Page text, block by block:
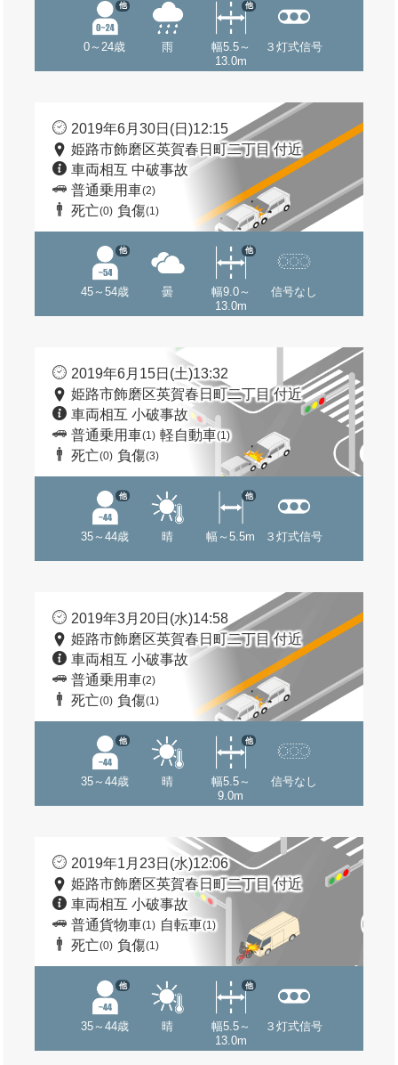
0～24歳
他
雨
幅5.5～
13.0m
他
３灯式信号
2019年6月30日(日)12:15
姫路市飾磨区英賀春日町二丁目 付近
車両相互 中破事故
普通乗用車(2)
死亡(0) 負傷(1)
45～54歳
他
曇
幅9.0～
13.0m
他
信号なし
2019年6月15日(土)13:32
姫路市飾磨区英賀春日町二丁目 付近
車両相互 小破事故
普通乗用車(1) 軽自動車(1)
死亡(0) 負傷(3)
35～44歳
他
晴 幅～5.5m
他
３灯式信号
2019年3月20日(水)14:58
姫路市飾磨区英賀春日町二丁目 付近
車両相互 小破事故
普通乗用車(2)
死亡(0) 負傷(1)
35～44歳
他
晴
幅5.5～
9.0m
他
信号なし
2019年1月23日(水)12:06
姫路市飾磨区英賀春日町二丁目 付近
車両相互 小破事故
普通貨物車(1) 自転車(1)
死亡(0) 負傷(1)
35～44歳
他
晴
幅5.5～
13.0m
他
３灯式信号